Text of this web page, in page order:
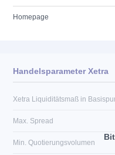
Homepage
Handelsparameter Xetra
Xetra Liquiditätsmaß in
Max. Spread
Min. Quotierungsvolumen